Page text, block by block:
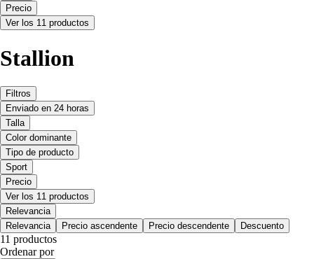
Precio
Ver los 11 productos
Stallion
Filtros
Enviado en 24 horas
Talla
Color dominante
Tipo de producto
Sport
Precio
Ver los 11 productos
Relevancia
Relevancia
Precio ascendente Precio descendente Descuento
11 productos
Ordenar por